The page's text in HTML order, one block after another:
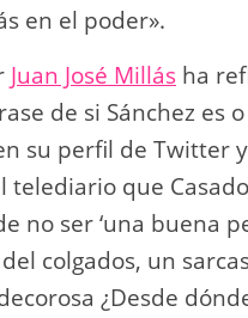
en el poder».
Juan José Millás ha
de si Sánchez es
su perfil de Twitter
telediario que
no ser ‘una buena
colgados, un
¿Desde